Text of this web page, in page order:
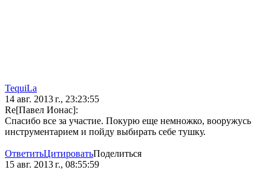
TequiLa
14 авг. 2013 г., 23:23:55
Re[Павел Ионас]:
Спасибо все за участие. Покурю еще немножко, вооружусь
инструментарием и пойду выбирать себе тушку.
ОтветитьЦитироватьПоделиться
15 авг. 2013 г., 08:55:59